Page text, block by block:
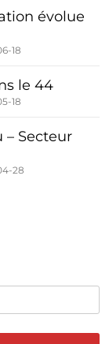
évolue
18
le 44
18
– Secteur
28